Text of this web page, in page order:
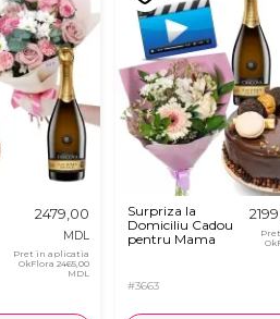
2479,00
MDL
Pret in aplicatia
OkFlora 2465,00
MDL
Surpriza la
Domiciliu Cadou
pentru Mama
#3663